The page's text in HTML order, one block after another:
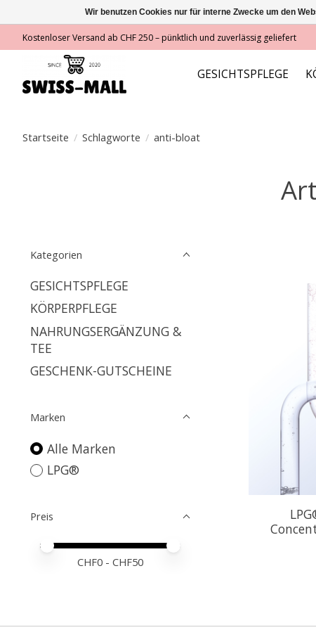
Kostenloser Versand ab CHF 250 – pünktlich und zuverlässig geliefert
GESICHTSPFLEGE
Startseite / Schlagworte / anti-bloat
Kategorien
GESICHTSPFLEGE
KÖRPERPFLEGE
NAHRUNGSERGÄNZUNG &
TEE
GESCHENK-GUTSCHEINE
Marken
Alle Marken
LPG®
Preis
Preis – Mindestwert
Price maximum value
CHF0 - CHF50
Wir benutzen Cookies nur für interne Zwecke um den